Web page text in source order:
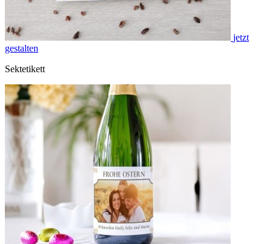
jetzt
gestalten
Sektetikett